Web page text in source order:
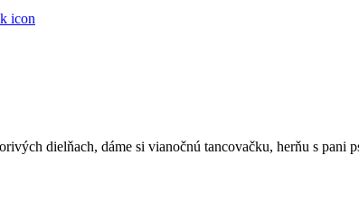
dielňach, dáme si vianočnú tancovačku, herňu s